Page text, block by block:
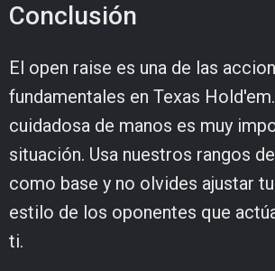
Conclusión
El open raise es una de las
fundamentales en Texas
cuidadosa de manos es muy
situación. Usa nuestros rangos
como base y no olvides ajustar
estilo de los oponentes que
ti.